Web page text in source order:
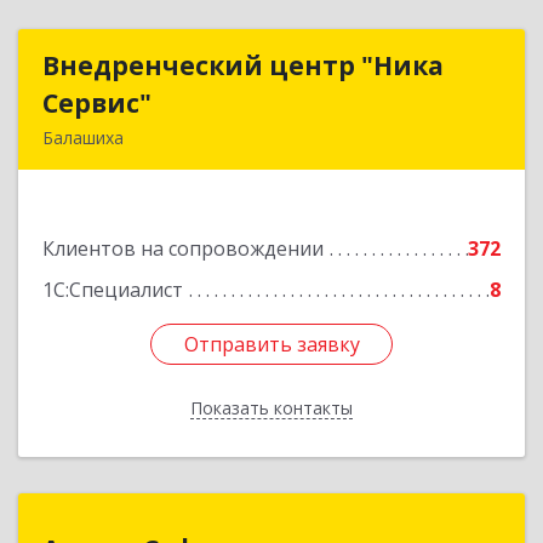
Внедренческий центр "Ника
Сервис"
Балашиха
Клиентов на сопровождении
372
1С:Специалист
8
Отправить заявку
Показать контакты
Внедренческий центр "Ника
Подробнее
Отправить заявку
Назад